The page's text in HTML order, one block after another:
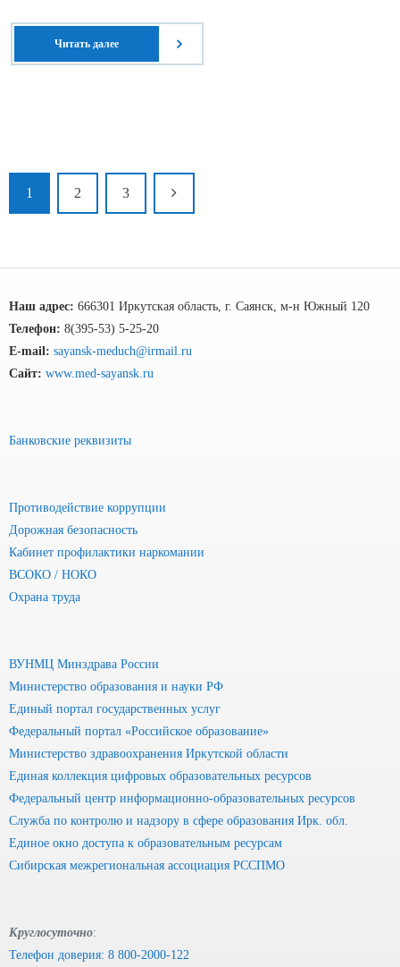
Читать далее
1 2 3
Наш адрес: 666301 Иркутская область, г. Саянск, м-н Южный 120
Телефон: 8(395-53) 5-25-20
E-mail: sayansk-meduch@irmail.ru
Сайт: www.med-sayansk.ru
Банковские реквизиты
Противодействие коррупции
Дорожная безопасность
Кабинет профилактики наркомании
ВСОКО / НОКО
Охрана труда
ВУНМЦ Минздрава России
Министерство образования и науки РФ
Единый портал государственных услуг
Федеральный портал «Российское образование»
Министерство здравоохранения Иркутской области
Единая коллекция цифровых образовательных ресурсов
Федеральный центр информационно-образовательных ресурсов
Служба по контролю и надзору в сфере образования Ирк. обл.
Единое окно доступа к образовательным ресурсам
Сибирская межрегиональная ассоциация РССПМО
Круглосуточно:
Телефон доверия: 8 800-2000-122